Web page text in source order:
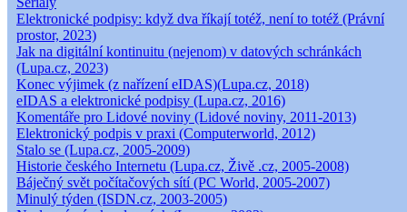
Elektronické podpisy: když dva říkají totéž, není to totéž (Právní
prostor, 2023)
Jak na digitální kontinuitu (nejenom) v datových schránkách
(Lupa.cz, 2023)
Konec výjimek (z nařízení eIDAS)(Lupa.cz, 2018)
eIDAS a elektronické podpisy (Lupa.cz, 2016)
Komentáře pro Lidové noviny (Lidové noviny, 2011-2013)
Elektronický podpis v praxi (Computerworld, 2012)
Stalo se (Lupa.cz, 2005-2009)
Historie českého Internetu (Lupa.cz, Živě .cz, 2005-2008)
Báječný svět počítačových sítí (PC World, 2005-2007)
Minulý týden (ISDN.cz, 2003-2005)